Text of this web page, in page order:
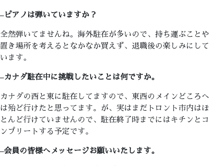
–ピアノは弾いていますか？
全然弾いてませんね。海外駐在が多いので、持ち運ぶことや
置き場所を考えるとなかなか買えず、退職後の楽しみにして
います。
–カナダ駐在中に挑戦したいことは何ですか。
カナダの西と東に駐在してますので、東西のメインどころへ
は殆ど行けたと思ってます。が、実はまだトロント市内はほ
とんど行けていませんので、駐在終了時までにはキチンとコ
ンプリートする予定です。
–会員の皆様へメッセージお願いいたします。